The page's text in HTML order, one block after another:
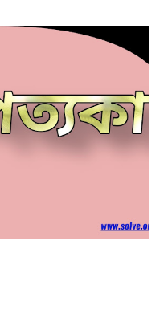
সূর্য অবস্থান করে। পূর্ণিমা তিথিতে
করে। কৃষ্ণ ও শুক্ল পক্ষের অষ্টমীত...